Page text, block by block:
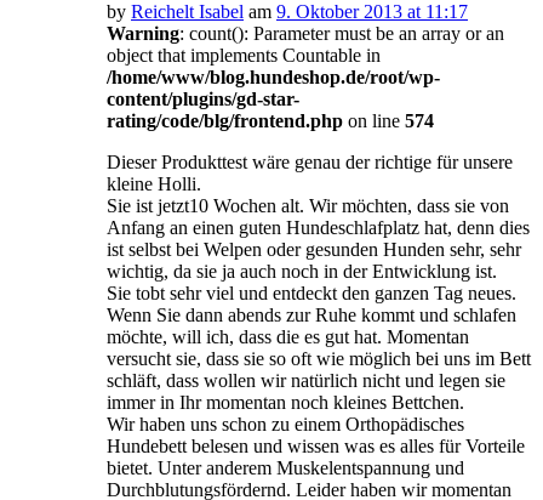
by Reichelt Isabel am 9. Oktober 2013 at 11:17
Warning: count(): Parameter must be an array or an
object that implements Countable in
/home/www/blog.hundeshop.de/root/wp-
content/plugins/gd-star-
rating/code/blg/frontend.php on line 574
Dieser Produkttest wäre genau der richtige für unsere
kleine Holli.
Sie ist jetzt10 Wochen alt. Wir möchten, dass sie von
Anfang an einen guten Hundeschlafplatz hat, denn dies
ist selbst bei Welpen oder gesunden Hunden sehr, sehr
wichtig, da sie ja auch noch in der Entwicklung ist.
Sie tobt sehr viel und entdeckt den ganzen Tag neues.
Wenn Sie dann abends zur Ruhe kommt und schlafen
möchte, will ich, dass die es gut hat. Momentan
versucht sie, dass sie so oft wie möglich bei uns im Bett
schläft, dass wollen wir natürlich nicht und legen sie
immer in Ihr momentan noch kleines Bettchen.
Wir haben uns schon zu einem Orthopädisches
Hundebett belesen und wissen was es alles für Vorteile
bietet. Unter anderem Muskelentspannung und
Durchblutungsfördernd. Leider haben wir momentan